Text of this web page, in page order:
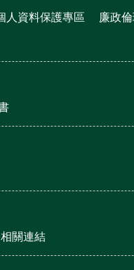
人資料保護專區 廉政
相關連結